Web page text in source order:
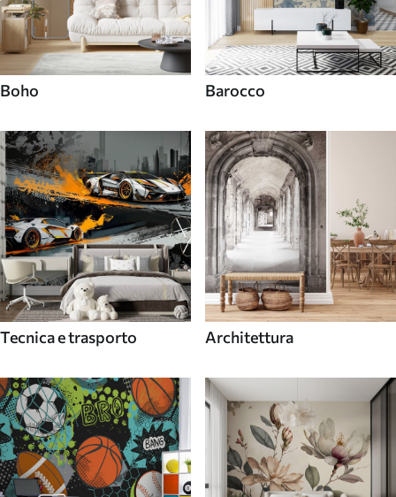
Boho Barocco
Tecnica e trasporto Architettura